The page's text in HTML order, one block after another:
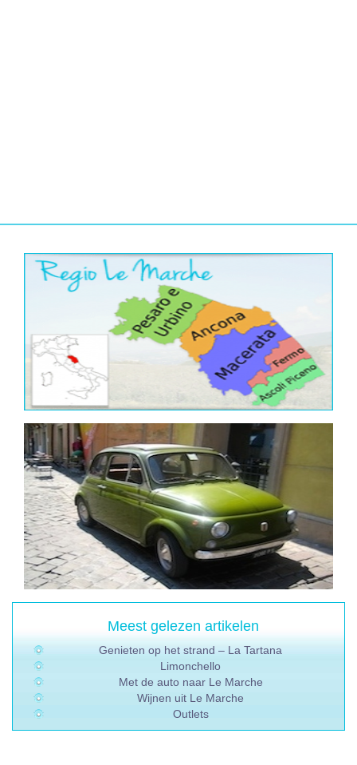
Meest gelezen artikelen
Genieten op het strand – La Tartana
Limonchello
Met de auto naar Le Marche
Wijnen uit Le Marche
Outlets